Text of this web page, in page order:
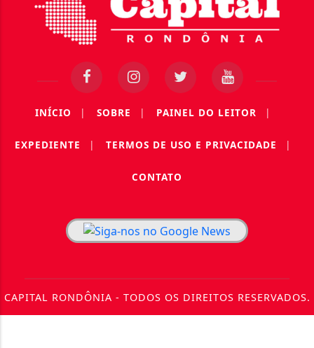
INÍCIO | SOBRE | PAINEL DO LEITOR |
EXPEDIENTE | TERMOS DE USO E PRIVACIDADE |
CONTATO
CAPITAL RONDÔNIA - TODOS OS DIREITOS RESERVADOS.